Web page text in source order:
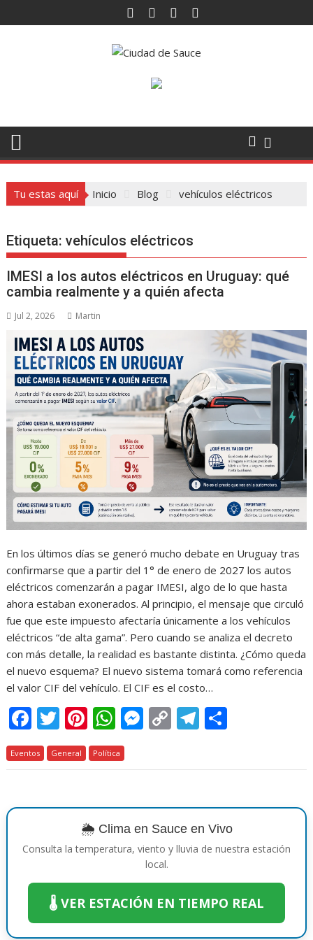
al
Tu estas aquí Inicio Blog vehículos eléctricos
Etiqueta:vehículos eléctricos
IMESI a los autos eléctricos en Uruguay: qué
cambia realmente y a quién afecta
Jul 2, 2026 Martin
En los últimos días se generó mucho debate en Uruguay tras
confirmarse que a partir del 1° de enero de 2027 los autos
eléctricos comenzarán a pagar IMESI, algo de lo que hasta
ahora estaban exonerados. Al principio, el mensaje que circuló
fue que este impuesto afectaría únicamente a los vehículos
eléctricos “de alta gama”. Pero cuando se analiza el decreto
con más detalle, la realidad es bastante distinta. ¿Cómo queda
el nuevo esquema? El nuevo sistema tomará como referencia
el valor CIF del vehículo. El CIF es el costo…
F
ac
e
o
k
T
w
itt
Pi
nt
er
st
W
h
at
A
p
p
M
ss
n
g
er
C
p
Li
n
k
T
e
a
m
m
ar
ti
r
Eventos General Política
🌦️ Clima en Sauce en Vivo
Consulta la temperatura, viento y lluvia de nuestra estación
local.
🌡️ VER ESTACIÓN EN TIEMPO REAL